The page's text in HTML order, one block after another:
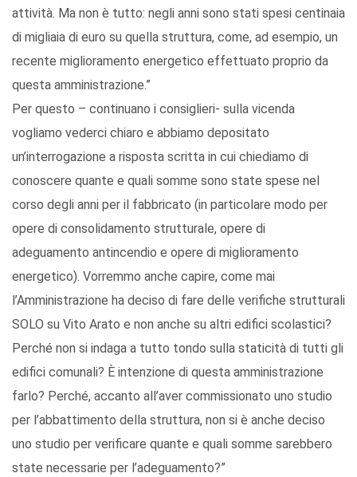
attività. Ma non è tutto: negli anni sono stati spesi centinaia
di migliaia di euro su quella struttura, come, ad esempio, un
recente miglioramento energetico effettuato proprio da
questa amministrazione.”
Per questo – continuano i consiglieri- sulla vicenda
vogliamo vederci chiaro e abbiamo depositato
un’interrogazione a risposta scritta in cui chiediamo di
conoscere quante e quali somme sono state spese nel
corso degli anni per il fabbricato (in particolare modo per
opere di consolidamento strutturale, opere di
adeguamento antincendio e opere di miglioramento
energetico). Vorremmo anche capire, come mai
l’Amministrazione ha deciso di fare delle verifiche strutturali
SOLO su Vito Arato e non anche su altri edifici scolastici?
Perché non si indaga a tutto tondo sulla staticità di tutti gli
edifici comunali? È intenzione di questa amministrazione
farlo? Perché, accanto all’aver commissionato uno studio
per l’abbattimento della struttura, non si è anche deciso
uno studio per verificare quante e quali somme sarebbero
state necessarie per l’adeguamento?”